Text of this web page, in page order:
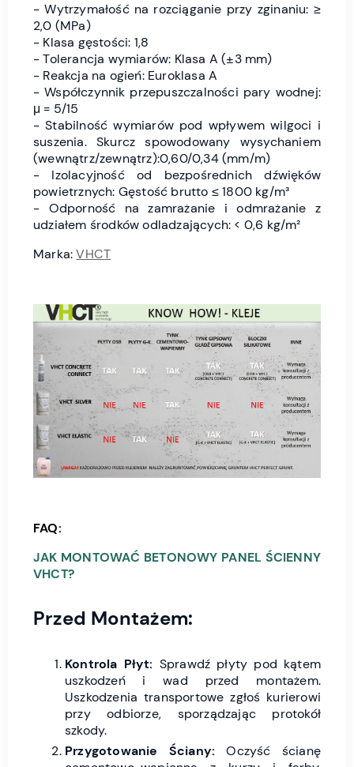
- Wytrzymałość na rozciąganie przy zginaniu: ≥
2,0 (MPa)
- Klasa gęstości: 1,8
- Tolerancja wymiarów: Klasa A (±3 mm)
- Reakcja na ogień: Euroklasa A
- Współczynnik przepuszczalności pary wodnej:
μ = 5/15
- Stabilność wymiarów pod wpływem wilgoci i
suszenia. Skurcz spowodowany wysychaniem
(wewnątrz/zewnątrz):0,60/0,34 (mm/m)
- Izolacyjność od bezpośrednich dźwięków
powietrznych: Gęstość brutto ≤ 1800 kg/m³
- Odporność na zamrażanie i odmrażanie z
udziałem środków odladzających: < 0,6 kg/m²
Marka:VHCT
FAQ:
JAK MONTOWAĆ BETONOWY PANEL ŚCIENNY
VHCT?
Przed Montażem:
Kontrola Płyt: Sprawdź płyty pod kątem
uszkodzeń i wad przed montażem.
Uszkodzenia transportowe zgłoś kurierowi
przy odbiorze, sporządzając protokół
szkody.
Przygotowanie Ściany: Oczyść ścianę